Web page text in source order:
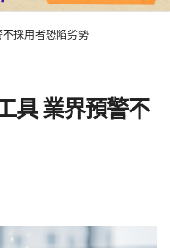
採用者恐陷劣勢
具 業界預警不